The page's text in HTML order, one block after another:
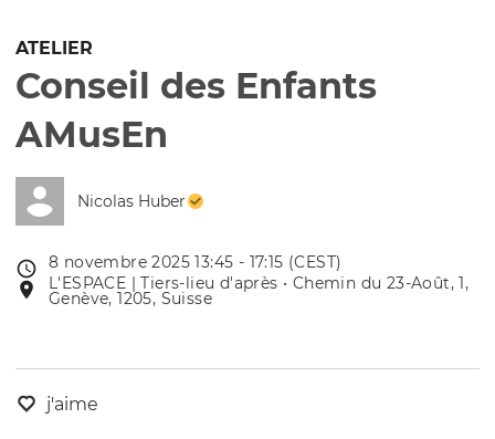
ATELIER
Conseil des Enfants
AMusEn
Nicolas Huber
Date
de
l'évênement
8 novembre 2025 13:45 - 17:15 (CEST)
Lieu
de
L'ESPACE | Tiers-lieu d'après • Chemin du 23-Août, 1,
Genève, 1205, Suisse
j'aime